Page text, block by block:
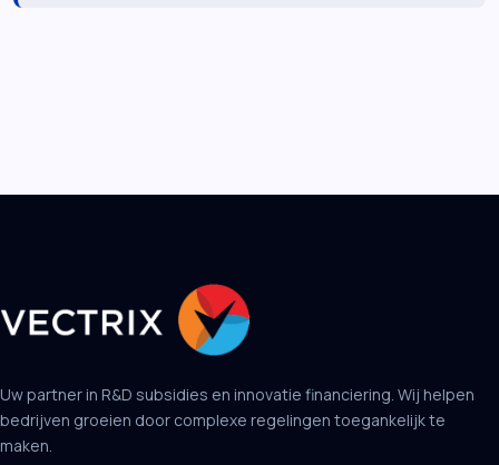
Uw partner in R&D subsidies en innovatie financiering. Wij helpen
bedrijven groeien door complexe regelingen toegankelijk te
maken.